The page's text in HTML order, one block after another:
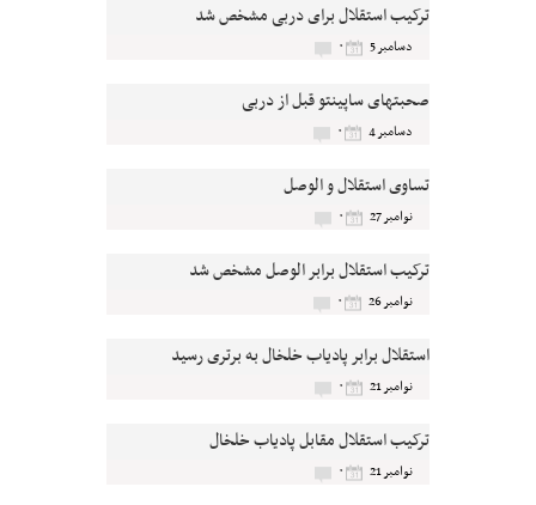
ترکیب استقلال برای دربی مشخص شد
دسامبر 5 ۰
صحبتهای ساپینتو قبل از دربی
دسامبر 4 ۰
تساوی استقلال و الوصل
نوامبر 27 ۰
ترکیب استقلال برابر الوصل مشخص شد
نوامبر 26 ۰
استقلال برابر پادیاب خلخال به برتری رسید
نوامبر 21 ۰
ترکیب استقلال مقابل پادیاب خلخال
نوامبر 21 ۰